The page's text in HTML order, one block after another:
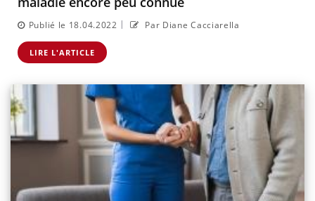
Publié le 18.04.2022 | Par Diane Cacciarella
LIRE L'ARTICLE